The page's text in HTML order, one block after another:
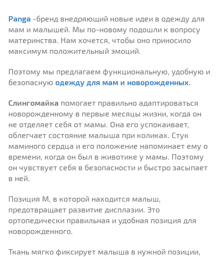
Panga -бренд внедряющий новые идеи в одежду для
мам и малышей. Мы по-новому подошли к вопросу
материнства. Нам хочется, чтобы оно приносило
максимум положительный эмоций.
Поэтому мы предлагаем функциональную, удобную и
безопасную одежду для мам и новорожденных.
Слингомайка помогает правильно адаптироваться
новорожденному в первые месяцы жизни, когда он
не отделяет себя от мамы. Она его успокаивает,
облегчает состояние малыша при коликах. Стук
маминого сердца и его положение напоминает ему о
времени, когда он был в животике у мамы. Поэтому
он чувствует себя в безопасности и быстро засыпает
в ней.
Позиция М, в которой находится малыш,
предотвращает развитие дисплазии. Это
ортопедически правильная и удобная позиция для
новорожденного.
Ткань мягко фиксирует малыша в нужной позиции,